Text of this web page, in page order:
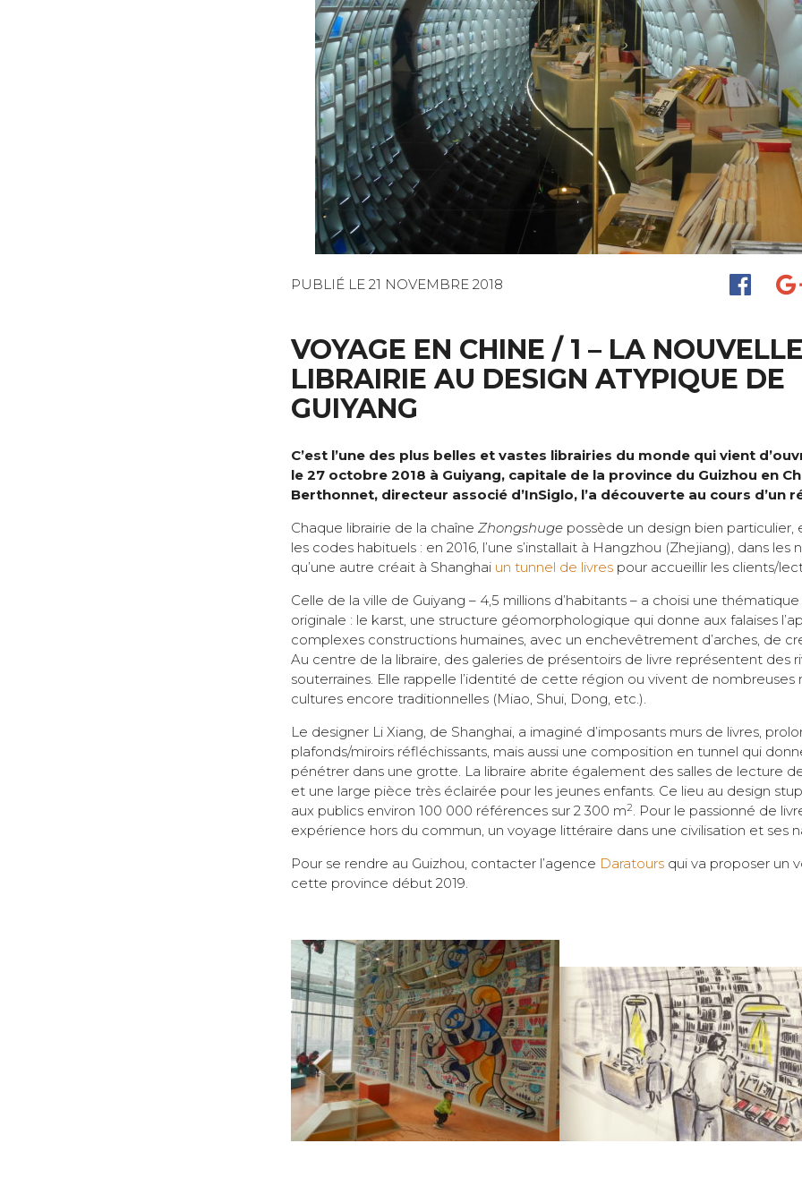
PUBLIÉ LE 21 NOVEMBRE 2018
VOYAGE EN CHINE / 1 – LA
LIBRAIRIE AU DESIGN ATYPIQUE DE
GUIYANG
C’est l’une des plus belles et vastes librairies du monde qui vient
le 27 octobre 2018 à Guiyang, capitale de la province du Guizhou en
Berthonnet, directeur associé d’InSiglo, l’a découverte au cours d’un
Chaque librairie de la chaîne Zhongshugepossède un design bien particulier,
les codes habituels : en 2016, l’une s’installait à Hangzhou (Zhejiang), dans les
qu’une autre créait à Shanghai un tunnel de livrespour accueillir les clients/
Celle de la ville de Guiyang – 4,5 millions d’habitants – a choisi une
originale : le karst, une structure géomorphologique qui donne aux falaises
complexes constructions humaines, avec un enchevêtrement d’arches, de
Au centre de la libraire, des galeries de présentoirs de livre représentent des
souterraines. Elle rappelle l’identité de cette région ou vivent de nombreuses
cultures encore traditionnelles (Miao, Shui, Dong, etc.).
Le designer Li Xiang, de Shanghai, a imaginé d’imposants murs de livres,
plafonds/miroirs réfléchissants, mais aussi une composition en tunnel qui
pénétrer dans une grotte. La libraire abrite également des salles de lecture
et une large pièce très éclairée pour les jeunes enfants. Ce lieu au design
aux publics environ 100 000 références sur 2 300 m2. Pour le passionné de
expérience hors du commun, un voyage littéraire dans une civilisation et ses
Pour se rendre au Guizhou, contacter l’agence Daratoursqui va proposer un
cette province début 2019.